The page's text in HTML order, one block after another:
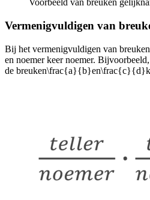
Voorbeeld van breuken
Vermenigvuldigen van
Bij het vermenigvuldigen van
en noemer keer noemer.
de breuken\frac{a}{b}en\frac{c}{d}